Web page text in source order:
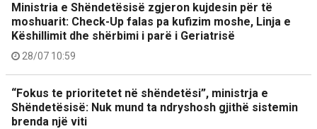
Ministria e Shëndetësisë zgjeron kujdesin për të
moshuarit: Check-Up falas pa kufizim moshe, Linja e
Këshillimit dhe shërbimi i parë i Geriatrisë
28/07 10:59
“Fokus te prioritetet në shëndetësi”, ministrja e
Shëndetësisë: Nuk mund ta ndryshosh gjithë sistemin
brenda një viti